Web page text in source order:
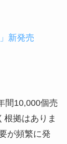
新発売
間10,000個売
根拠はありま
が頻繁に発